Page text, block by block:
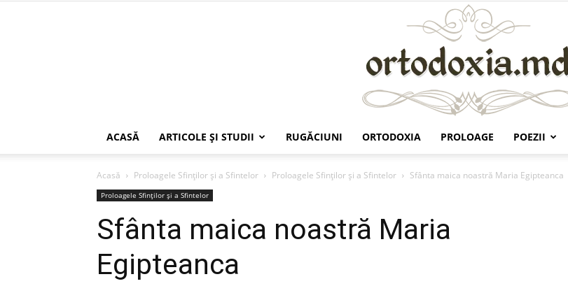
ACASĂ ARTICOLE ŞI STUDII RUGĂCIUNI ORTODOXIA PROLOAGE POEZII
Acasă Proloagele Sfinților și a Sfintelor Proloagele Sfinților și a Sfintelor Sfânta maica noastră Maria Egipteanca
Proloagele Sfinților și a Sfintelor
Sfânta maica noastră Maria
Egipteanca